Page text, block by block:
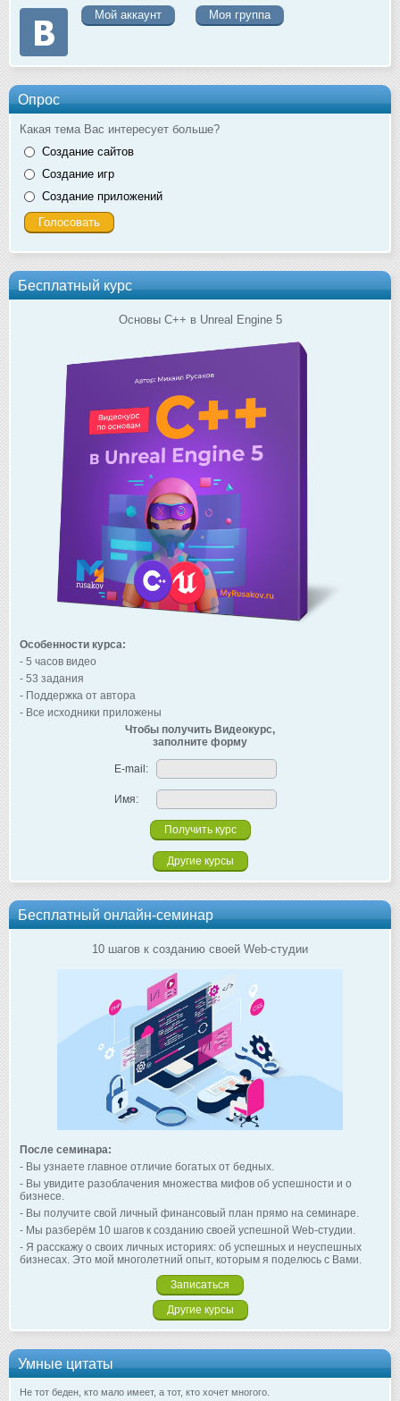
Мой аккаунт
Моя группа
Опрос
Какая тема Вас интересует больше?
Создание сайтов
Создание игр
Создание приложений
Бесплатный курс
Основы C++ в Unreal Engine 5
Особенности курса:
- 5 часов видео
- 53 задания
- Поддержка от автора
- Все исходники приложены
Чтобы получить Видеокурс,
заполните форму
E-mail:
Имя:
Другие курсы
Бесплатный онлайн-семинар
10 шагов к созданию своей Web-студии
После семинара:
- Вы узнаете главное отличие богатых от бедных.
- Вы увидите разоблачения множества мифов об успешности и о
бизнесе.
- Вы получите свой личный финансовый план прямо на семинаре.
- Мы разберём 10 шагов к созданию своей успешной Web-студии.
- Я расскажу о своих личных историях: об успешных и неуспешных
бизнесах. Это мой многолетний опыт, которым я поделюсь с Вами.
Записаться
Другие курсы
Умные цитаты
Не тот беден, кто мало имеет, а тот, кто хочет многого.